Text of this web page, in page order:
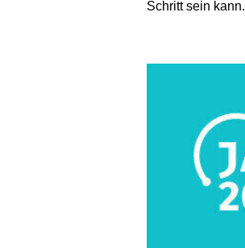
Schritt sein kann.